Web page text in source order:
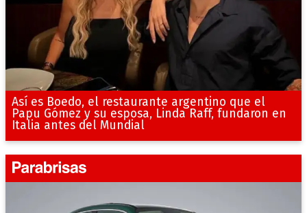
Así es Boedo, el restaurante argentino que el
Papu Gómez y su esposa, Linda Raff, fundaron en
Italia antes del Mundial